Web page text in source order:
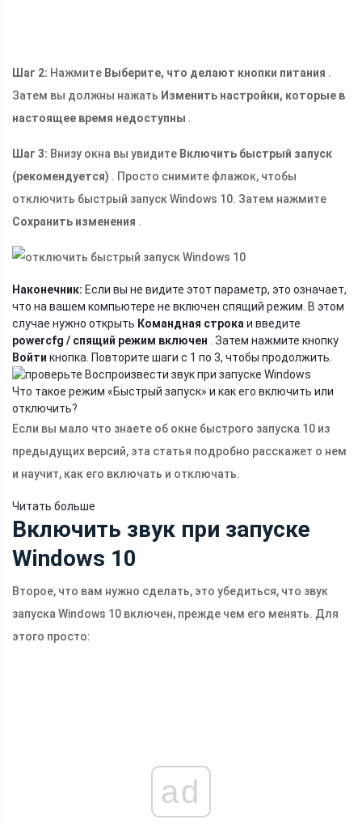
Шаг 2: Нажмите Выберите, что делают кнопки питания .
Затем вы должны нажать Изменить настройки, которые в
настоящее время недоступны .
Шаг 3: Внизу окна вы увидите Включить быстрый запуск
(рекомендуется) . Просто снимите флажок, чтобы
отключить быстрый запуск Windows 10. Затем нажмите
Сохранить изменения .
Наконечник: Если вы не видите этот параметр, это означает,
что на вашем компьютере не включен спящий режим. В этом
случае нужно открыть Командная строка и введите
powercfg / спящий режим включен . Затем нажмите кнопку
Войти кнопка. Повторите шаги с 1 по 3, чтобы продолжить.
Что такое режим «Быстрый запуск» и как его включить или
отключить?
Если вы мало что знаете об окне быстрого запуска 10 из
предыдущих версий, эта статья подробно расскажет о нем
и научит, как его включать и отключать.
Читать больше
Включить звук при запуске
Windows 10
Второе, что вам нужно сделать, это убедиться, что звук
запуска Windows 10 включен, прежде чем его менять. Для
этого просто:
ad